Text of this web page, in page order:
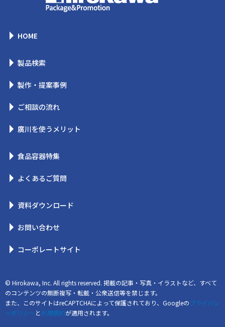
HOME
製品検索
製作・提案事例
ご相談の流れ
廣川を使うメリット
食品容器特集
よくあるご質問
資料ダウンロード
お問い合わせ
コーポレートサイト
© Hirokawa, Inc. All rights reserved. 掲載の記事・写真・イラストなど、すべて
のコンテンツの無断複写・転載・公衆送信等を禁じます。
また、このサイトはreCAPTCHAによって保護されており、Googleのプライバシ
ーポリシー と利用規約が適用されます。